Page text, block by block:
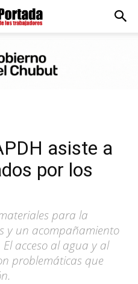
asiste a
por los
para la
y un acompañamiento
acceso al agua y al
problemáticas que